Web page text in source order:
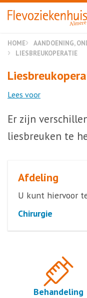
Almere
HOME
AANDOENING,
LIESBREUKOPERATIE
Lees voor
Er zijn
liesbreuken te
Afdeling
U kunt hiervoor
Chirurgie
Behandeling